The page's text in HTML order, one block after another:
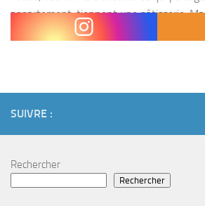
appartement, tiennent une pâtisserie.
malin et bon vivant qui croque la vie...
SUIVRE :
Rechercher
Rechercher